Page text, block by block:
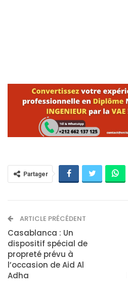
Partager
ARTICLE PRÉCÉDENT
Casablanca : Un
dispositif spécial de
propreté prévu à
l’occasion de Aid Al
Adha